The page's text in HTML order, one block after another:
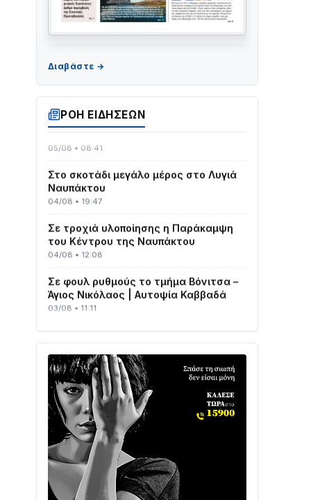
ΡΟΗ ΕΙΔΗΣΕΩΝ
Γιορτή της Τράτας 2026 | Ερατεινή
ΤΟ ΠΑΡΤΥ ΣΥΝΕΧΙΖΕΤΑΙ…
05/08 • 08:41
Ναυπάκτου
04/08 • 19:47
του Κέντρου της Ναυπάκτου
04/08 • 12:08
Άγιος Νικόλαος | Αυτοψία Καββαδά
03/08 • 11:11
Πανήγυρη της Μεταμορφώσεως του
Σωτήρος στο Γολέμι
03/08 • 07:45
Ενισχύεται η Πολιτική Προστασία στο
Δήμο Αγρινίου με δύο νέα υδροφόρα
οχήματα
02/08 • 18:26
Διαβάστε την «Ναυπακτία» που
κυκλοφορεί
31/07 • 08:16